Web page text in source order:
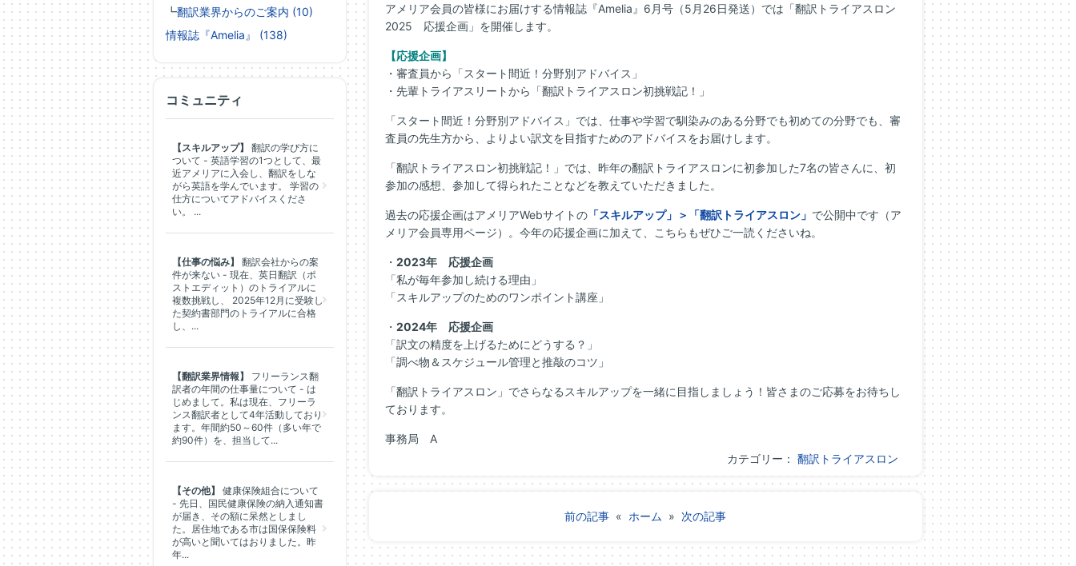
アメリア会員の皆様にお届けする情報誌『Amelia』6月号（5月26日発送）では「翻訳トライアスロン
2025 応援企画」を開催します。
【応援企画】
・審査員から「スタート間近！分野別アドバイス」
・先輩トライアスリートから「翻訳トライアスロン初挑戦記！」
「スタート間近！分野別アドバイス」では、仕事や学習で馴染みのある分野でも初めての分野でも、審
査員の先生方から、よりよい訳文を目指すためのアドバイスをお届けします。
「翻訳トライアスロン初挑戦記！」では、昨年の翻訳トライアスロンに初参加した7名の皆さんに、初
参加の感想、参加して得られたことなどを教えていただきました。
過去の応援企画はアメリアWebサイトの「スキルアップ」＞「翻訳トライアスロン」 で公開中です（ア
メリア会員専用ページ）。今年の応援企画に加えて、こちらもぜひご一読くださいね。
・ 2023年 応援企画
「私が毎年参加し続ける理由」
「スキルアップのためのワンポイント講座」
・ 2024年 応援企画
「訳文の精度を上げるためにどうする？」
「調べ物＆スケジュール管理と推敲のコツ」
「翻訳トライアスロン」でさらなるスキルアップを一緒に目指しましょう！皆さまのご応募をお待ちし
ております。
事務局 A
カテゴリー： 翻訳トライアスロン
前の記事 « ホーム » 次の記事
┗翻訳業界からのご案内 (10)
情報誌『Amelia』 (138)
コミュニティ
【スキルアップ】
翻訳の学び方に
ついて - 英語学習の1つとして、最
近アメリアに入会し、翻訳をしな
がら英語を学んでいます。 学習の
仕方についてアドバイスくださ
い。 ...
【仕事の悩み】
翻訳会社からの案
件が来ない - 現在、英日翻訳（ポ
ストエディット）のトライアルに
複数挑戦し、 2025年12月に受験し
た契約書部門のトライアルに合格
し、...
【翻訳業界情報】
フリーランス翻
訳者の年間の仕事量について - は
じめまして。私は現在、フリーラ
ンス翻訳者として4年活動しており
ます。年間約50～60件（多い年で
約90件）を、担当して...
【その他】
健康保険組合について
- 先日、国民健康保険の納入通知書
が届き、その額に呆然としまし
た。居住地である市は国保保険料
が高いと聞いてはおりました。昨
年...